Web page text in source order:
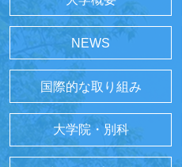
NEWS
国際的な取り組み
大学院・別科